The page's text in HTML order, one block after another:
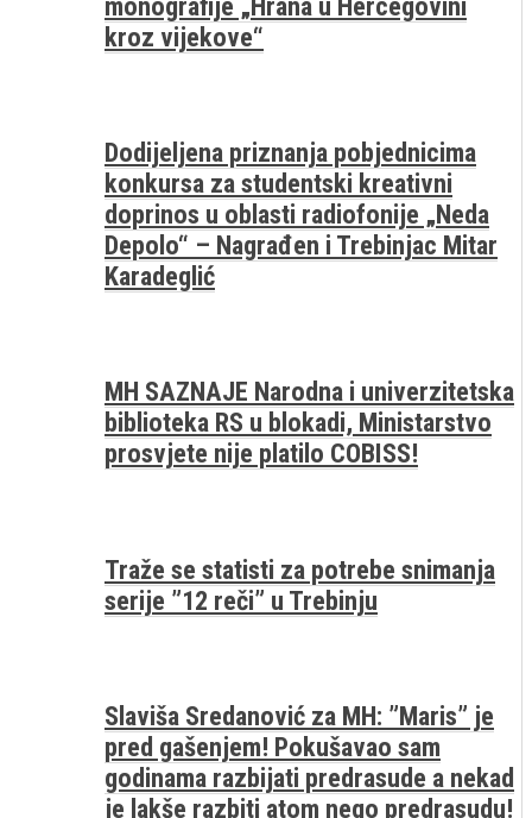
kroz vijekove“
Dodijeljena priznanja pobjednicima
konkursa za studentski kreativni
doprinos u oblasti radiofonije „Neda
Depolo“ – Nagrađen i Trebinjac Mitar
Karadeglić
MH SAZNAJE Narodna i univerzitetska
biblioteka RS u blokadi, Ministarstvo
prosvjete nije platilo COBISS!
Traže se statisti za potrebe snimanja
serije ”12 reči” u Trebinju
Slaviša Sredanović za MH: ”Maris” je
pred gašenjem! Pokušavao sam
godinama razbijati predrasude a nekad
je lakše razbiti atom nego predrasudu!